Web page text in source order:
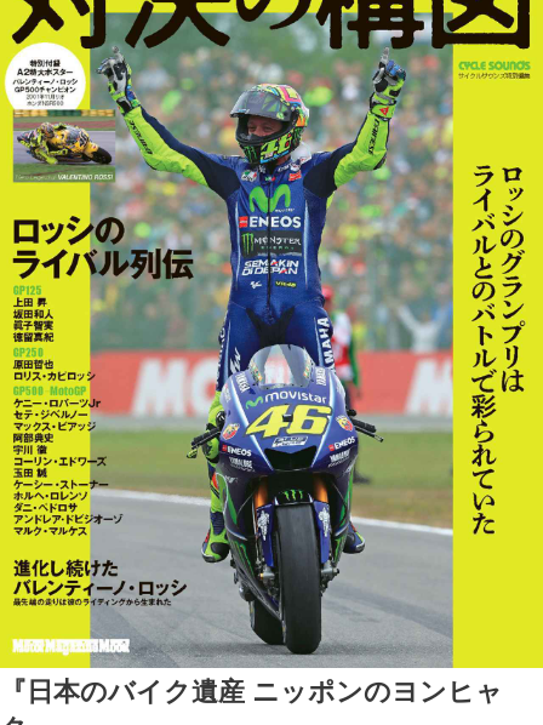
『日本のバイク遺産 ニッポンのヨンヒャ